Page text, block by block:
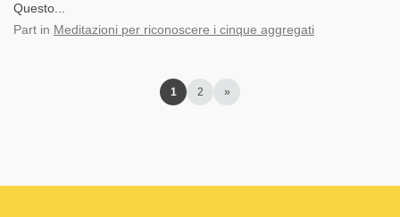
Questo...
Part in Meditazioni per riconoscere i cinque aggregati
1 2 »